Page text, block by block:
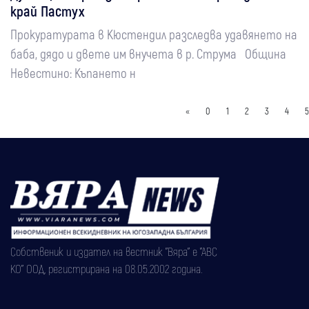
край Пастух
Прокуратурата в Кюстендил разследва удавянето на
баба, дядо и двете им внучета в р. Струма Община
Невестино: Къпането н
« 0 1 2 3 4 5
Собственик и издател на вестник "Вяра" е "АВС
КО" ООД, регистрирана на 08.05.2002 година.